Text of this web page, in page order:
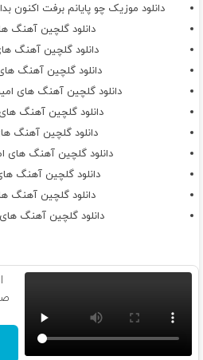
دانلود موزیک چو پایانم برفت اکنون
دانلود گلچین آهنگ
دانلود گلچین آهنگ
دانلود گلچین آهنگ
دانلود گلچین آهنگ های
دانلود گلچین آهنگ
دانلود گلچین آهنگ
دانلود گلچین آهنگ های
دانلود گلچین آهنگ
دانلود گلچین آهنگ
دانلود گلچین آهنگ